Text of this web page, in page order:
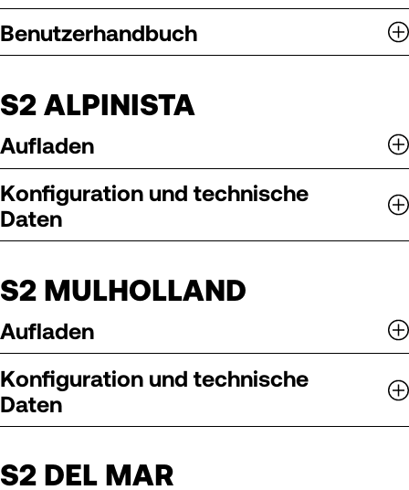
Benutzerhandbuch
S2 ALPINISTA
Aufladen
Konfiguration und technische
Daten
S2 MULHOLLAND
Aufladen
Konfiguration und technische
Daten
S2 DEL MAR